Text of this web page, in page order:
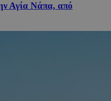
Αγία Νάπα, από